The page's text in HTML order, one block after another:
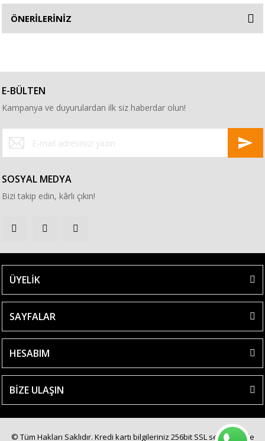
ÖNERİLERİNİZ
E-BÜLTEN
Kampanya ve duyurulardan ilk siz haberdar olun!
SOSYAL MEDYA
Bizi takip edin, kârlı çıkın!
ÜYELİK
SAYFALAR
HESABIM
BİZE ULAŞIN
© Tüm Hakları Saklıdır. Kredi kartı bilgileriniz 256bit SSL sertifikası ile